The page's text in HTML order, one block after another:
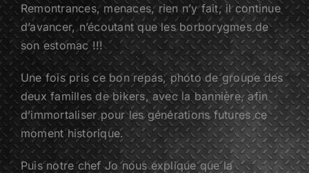
Remontrances, menaces, rien n’y fait, il continue
d’avancer, n’écoutant que les borborygmes de
son estomac !!!
Une fois pris ce bon repas, photo de groupe des
deux familles de bikers, avec la bannière, afin
d’immortaliser pour les générations futures ce
moment historique.
Puis notre chef Jo nous explique que la